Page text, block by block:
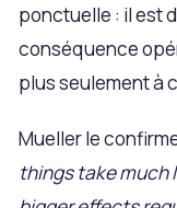
ponctuelle : il est
conséquence
plus seulement à
Mueller le
things take much